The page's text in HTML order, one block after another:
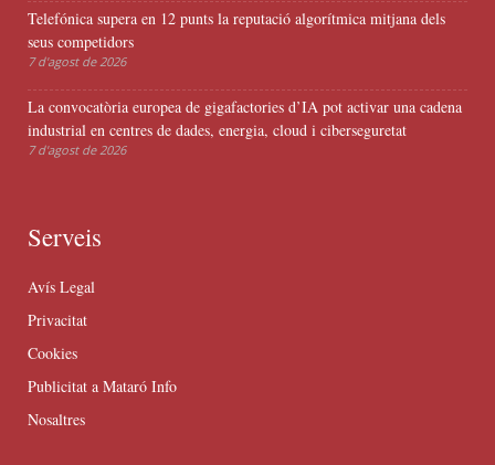
Telefónica supera en 12 punts la reputació algorítmica mitjana dels
seus competidors
7 d'agost de 2026
La convocatòria europea de gigafactories d’IA pot activar una cadena
industrial en centres de dades, energia, cloud i ciberseguretat
7 d'agost de 2026
Serveis
Avís Legal
Privacitat
Cookies
Publicitat a Mataró Info
Nosaltres